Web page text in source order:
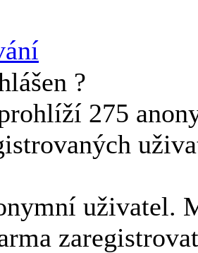
?
275
uživatel.